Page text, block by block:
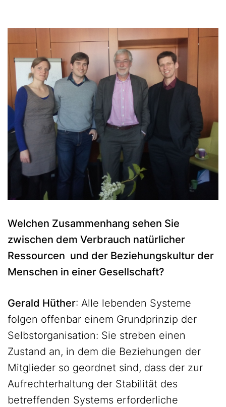
Welchen Zusammenhang sehen Sie
zwischen dem Verbrauch natürlicher
Ressourcen und der Beziehungskultur der
Menschen in einer Gesellschaft?
Gerald Hüther: Alle lebenden Systeme
folgen offenbar einem Grundprinzip der
Selbstorganisation: Sie streben einen
Zustand an, in dem die Beziehungen der
Mitglieder so geordnet sind, dass der zur
Aufrechterhaltung der Stabilität des
betreffenden Systems erforderliche